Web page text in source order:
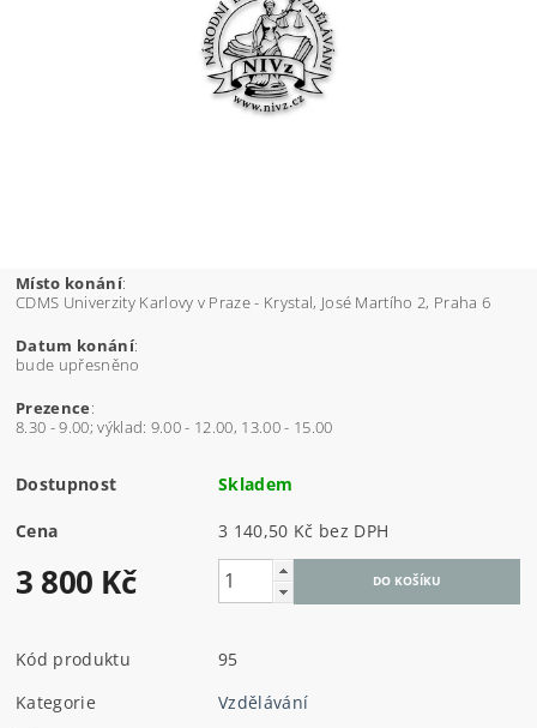
Místo konání:
CDMS Univerzity Karlovy v Praze - Krystal, José Martího 2, Praha 6
Datum konání:
bude upřesněno
Prezence:
8.30 - 9.00; výklad: 9.00 - 12.00, 13.00 - 15.00
Dostupnost Skladem
Cena 3 140,50 Kč bez DPH
3 800 Kč
Kód produktu
95
Kategorie
Vzdělávání